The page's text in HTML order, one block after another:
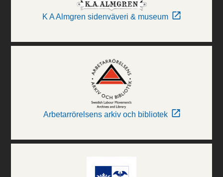
K A Almgren sidenväveri & museum
Arbetarrörelsens arkiv och bibliotek